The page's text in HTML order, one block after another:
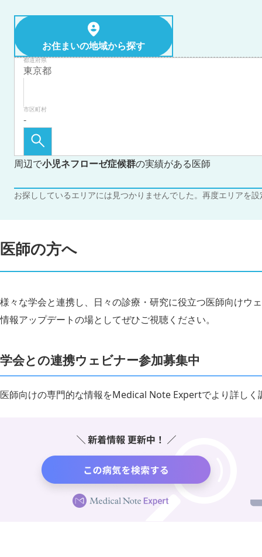
お住まいの地域から探す
都道府県
市区町村
周辺で小児ネフローゼ症候群の実績がある医師
お探ししているエリアには見つかりませんでした。再度エリアを
医師の方へ
様々な学会と連携し、日々の診療・研究に役立つ医師向けウ
情報アップデートの場としてぜひご視聴ください。
学会との連携ウェビナー参加募集中
医師向けの専門的な情報をMedical Note Expertでより詳しく